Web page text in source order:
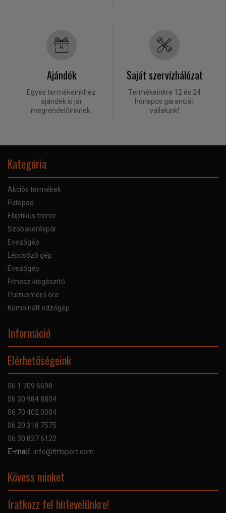
Ajándék
Egyes termékeinkhez
ajándék is jár
megrendelőinknek.
Saját szervízhálózat
Termékeinkre 12 és 24
hónapos garanciát
vállalunk!
Kategória
Akciós termékek
Futópad
Elliptikus tréner
Szobakerékpár
Evezőgép
Lépcsőző gép
Evezőgép
Fitnesz kiegészítő
Pulzusmérő óra
Kombinált edzőgép
Információ
Bankkártyás fizetés
Adatvédelmi nyilatkozat
Elérhetőségeink
06 1 709 6698
06 30 984 8804
06 70 402 0004
06 20 318 7575
06 30 827 6122
E-mail: info@fittsport.com
Kövess minket
Iratkozz fel hírlevelünkre!